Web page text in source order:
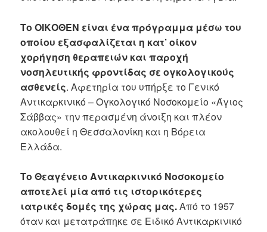
Το ΟΙΚΟΘΕΝ είναι ένα πρόγραμμα μέσω του
οποίου εξασφαλίζεται η κατ’ οίκον
χορήγηση θεραπειών και παροχή
νοσηλευτικής φροντίδας σε ογκολογικούς
ασθενείς. Αφετηρία του υπήρξε το Γενικό
Αντικαρκινικό – Ογκολογικό Νοσοκομείο «Άγιος
Σάββας» την περασμένη άνοιξη και πλέον
ακολουθεί η Θεσσαλονίκη και η Βόρεια
Ελλάδα.
Το Θεαγένειο Αντικαρκινικό Νοσοκομείο
αποτελεί μία από τις ιστορικότερες
ιατρικές δομές της χώρας μας.Από το 1957
όταν και μετατράπηκε σε Ειδικό Αντικαρκινικό